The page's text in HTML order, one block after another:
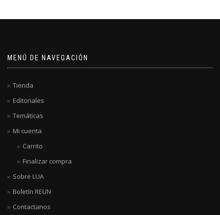
MENÚ DE NAVEGACIÓN
Tienda
Editoriales
Temáticas
Mi cuenta
Carrito
Finalizar compra
Sobre LUA
Boletín REUN
Contactanos